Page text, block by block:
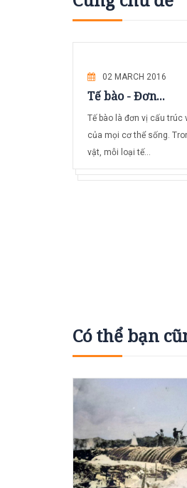
02 MARCH 2016
Tế bào - Đơn...
Tế bào là đơn vị cấu trúc
của mọi cơ thể sống.
vật, mỗi loại tế...
Có thể bạn